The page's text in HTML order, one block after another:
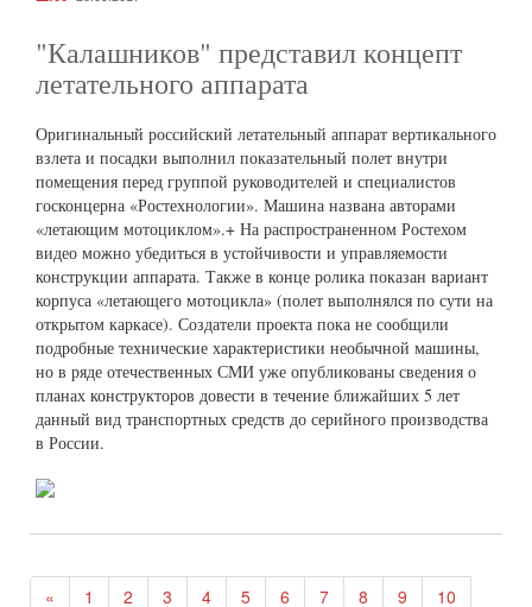
"Калашников" представил концепт
летательного аппарата
Оригинальный российский летательный аппарат вертикального
взлета и посадки выполнил показательный полет внутри
помещения перед группой руководителей и специалистов
госконцерна «Ростехнологии». Машина названа авторами
«летающим мотоциклом».+ На распространенном Ростехом
видео можно убедиться в устойчивости и управляемости
конструкции аппарата. Также в конце ролика показан вариант
корпуса «летающего мотоцикла» (полет выполнялся по сути на
открытом каркасе). Создатели проекта пока не сообщили
подробные технические характеристики необычной машины,
но в ряде отечественных СМИ уже опубликованы сведения о
планах конструкторов довести в течение ближайших 5 лет
данный вид транспортных средств до серийного производства
в России.
« 1 2 3 4 5 6 7 8 9
10